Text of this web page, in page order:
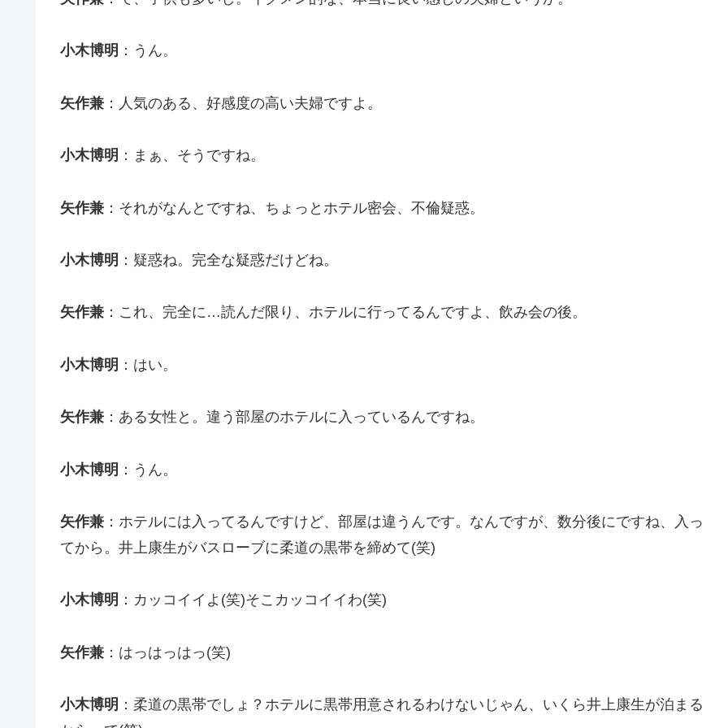
小木博明 ：うん。
矢作兼 ：人気のある、好感度の高い夫婦ですよ。
小木博明 ：まぁ、そうですね。
矢作兼 ：それがなんとですね、ちょっとホテル密会、不倫疑惑。
小木博明 ：疑惑ね。完全な疑惑だけどね。
矢作兼 ：これ、完全に…読んだ限り、ホテルに行ってるんですよ、飲み会の後。
小木博明 ：はい。
矢作兼 ：ある女性と。違う部屋のホテルに入っているんですね。
小木博明 ：うん。
矢作兼 ：ホテルには入ってるんですけど、部屋は違うんです。なんですが、数分後にですね、入っ
てから。井上康生がバスローブに柔道の黒帯を締めて(笑)
小木博明 ：カッコイイよ(笑)そこカッコイイわ(笑)
矢作兼 ：はっはっはっ(笑)
小木博明 ：柔道の黒帯でしょ？ホテルに黒帯用意されるわけないじゃん、いくら井上康生が泊まる